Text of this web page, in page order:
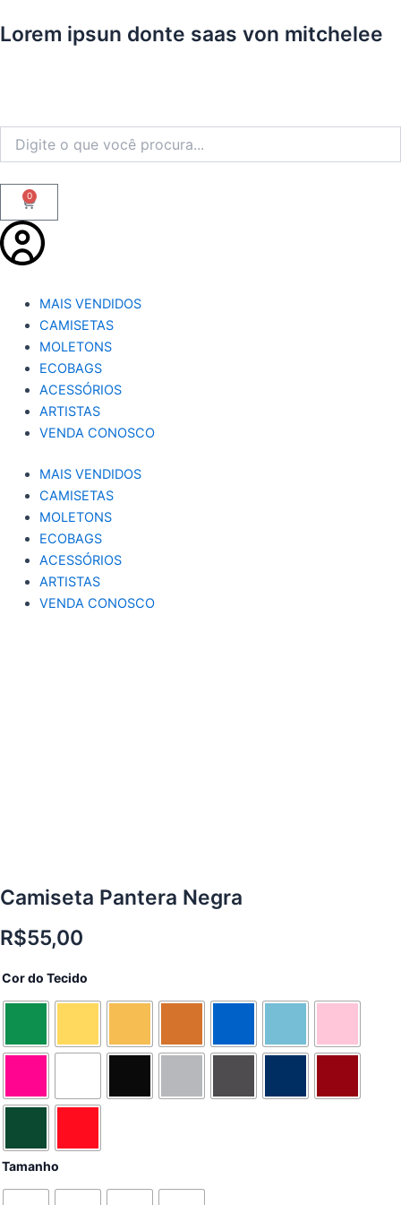
para
Lorem ipsun donte saas von mitchelee
0
Carrinho
MAIS VENDIDOS
CAMISETAS
MOLETONS
ECOBAGS
ACESSÓRIOS
ARTISTAS
VENDA CONOSCO
MAIS VENDIDOS
CAMISETAS
MOLETONS
ECOBAGS
ACESSÓRIOS
ARTISTAS
VENDA CONOSCO
Camiseta Pantera Negra
R$55,00
Cor do Tecido
Tamanho
Camiseta